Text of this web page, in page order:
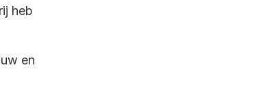
heb
en